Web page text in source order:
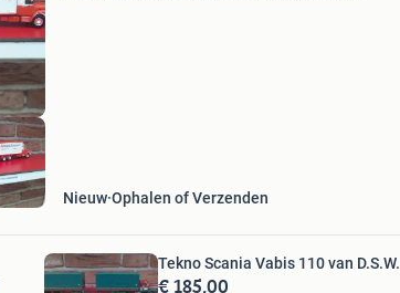
Nieuw Ophalen of Verzenden
Tekno Scania Vabis 110 van D.S.W.
€ 185,00